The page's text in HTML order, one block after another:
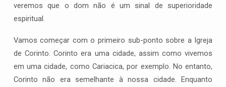
veremos que o dom não é um sinal de superioridade
espiritual.
Vamos começar com o primeiro sub-ponto sobre a Igreja
de Corinto. Corinto era uma cidade, assim como vivemos
em uma cidade, como Cariacica, por exemplo. No entanto,
Corinto não era semelhante à nossa cidade. Enquanto